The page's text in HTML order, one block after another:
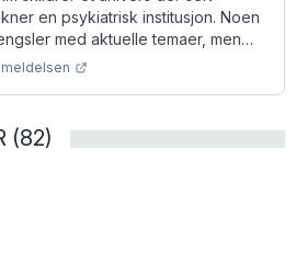
en psykiatrisk institusjon. Noen
med aktuelle temaer, men
dratt nytte av mer struktur.
(82)